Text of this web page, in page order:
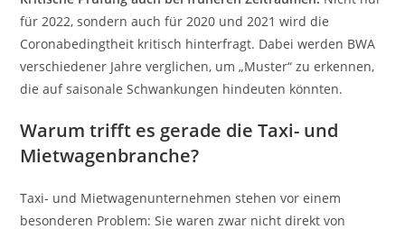
für 2022, sondern auch für 2020 und 2021 wird die
Coronabedingtheit kritisch hinterfragt. Dabei werden BWA
verschiedener Jahre verglichen, um „Muster“ zu erkennen,
die auf saisonale Schwankungen hindeuten könnten.
Warum trifft es gerade die Taxi- und
Mietwagenbranche?
Taxi- und Mietwagenunternehmen stehen vor einem
besonderen Problem: Sie waren zwar nicht direkt von